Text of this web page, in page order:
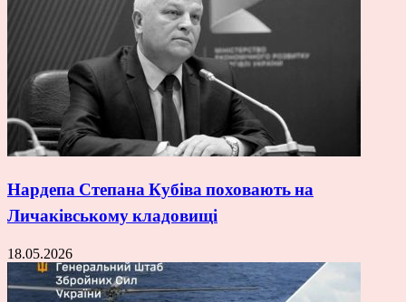
Нардепа Степана Кубіва поховають на
Личаківському кладовищі
18.05.2026